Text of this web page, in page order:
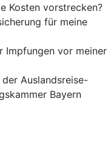
Kosten vorstrecken?
für meine
Impfungen vor meiner
Auslandsreise-
Bayern